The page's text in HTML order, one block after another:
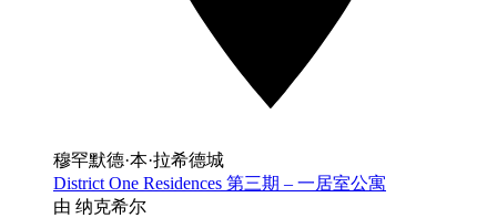
穆罕默德·本·拉希德城
District One Residences 第三期 – 一居室公寓
由 纳克希尔